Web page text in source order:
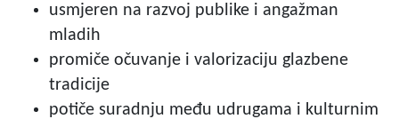
usmjeren na razvoj publike i angažman
mladih
promiče očuvanje i valorizaciju glazbene
tradicije
potiče suradnju među udrugama i kulturnim